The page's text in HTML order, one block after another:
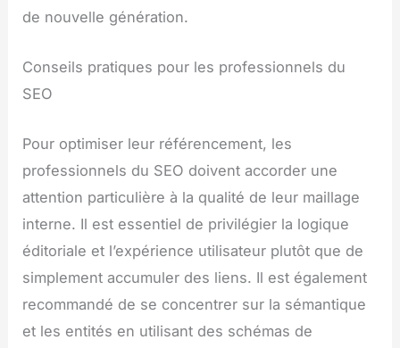
de nouvelle génération.
Conseils pratiques pour les professionnels du
SEO
Pour optimiser leur référencement, les
professionnels du SEO doivent accorder une
attention particulière à la qualité de leur maillage
interne. Il est essentiel de privilégier la logique
éditoriale et l’expérience utilisateur plutôt que de
simplement accumuler des liens. Il est également
recommandé de se concentrer sur la sémantique
et les entités en utilisant des schémas de